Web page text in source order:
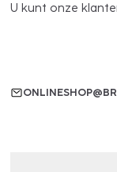
U kunt onze